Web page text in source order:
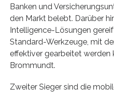
Banken und
den Markt belebt. Darüber
Intelligence-Lösungen
Standard-Werkzeuge, mit
effektiver gearbeitet werden
Brommundt.
Zweiter Sieger sind die